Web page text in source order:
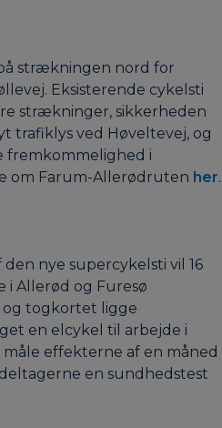
strækningen nord for
Eksisterende cykelsti
strækninger, sikkerheden
trafiklys ved Høveltevej, og
fremkommelighed i
om Farum-Allerødruten her.
nye supercykelsti vil 16
i Allerød og Furesø
og togkortet ligge
en elcykel til arbejde i
effekterne af en måned
en sundhedstest